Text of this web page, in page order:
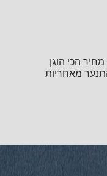
הכי הוגן
מאחריות